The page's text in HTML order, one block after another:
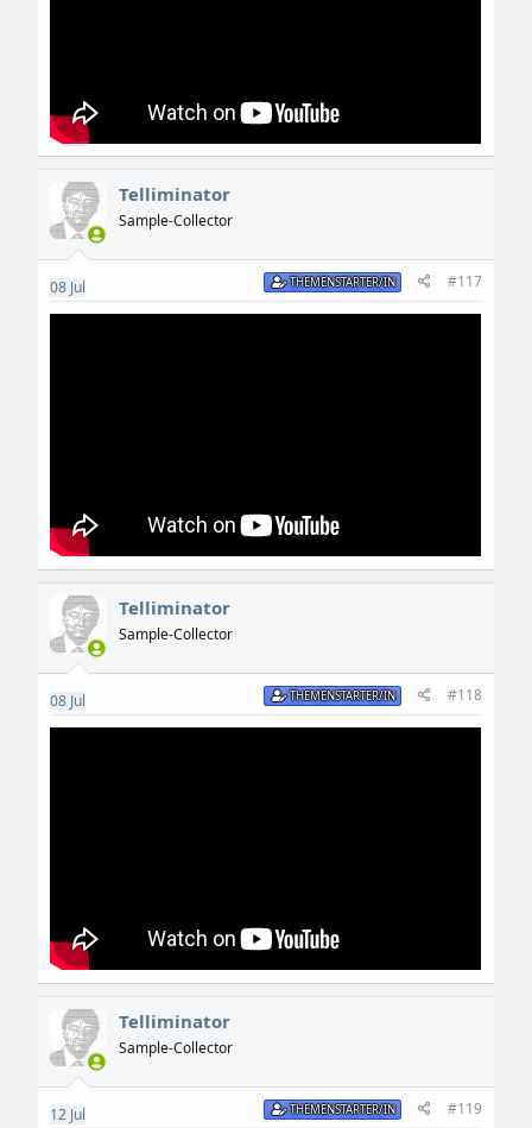
Telliminator
Sample-Collector
08 Jul THEMENSTARTER/IN #117
Telliminator
Sample-Collector
08 Jul THEMENSTARTER/IN #118
Telliminator
Sample-Collector
12 Jul THEMENSTARTER/IN #119